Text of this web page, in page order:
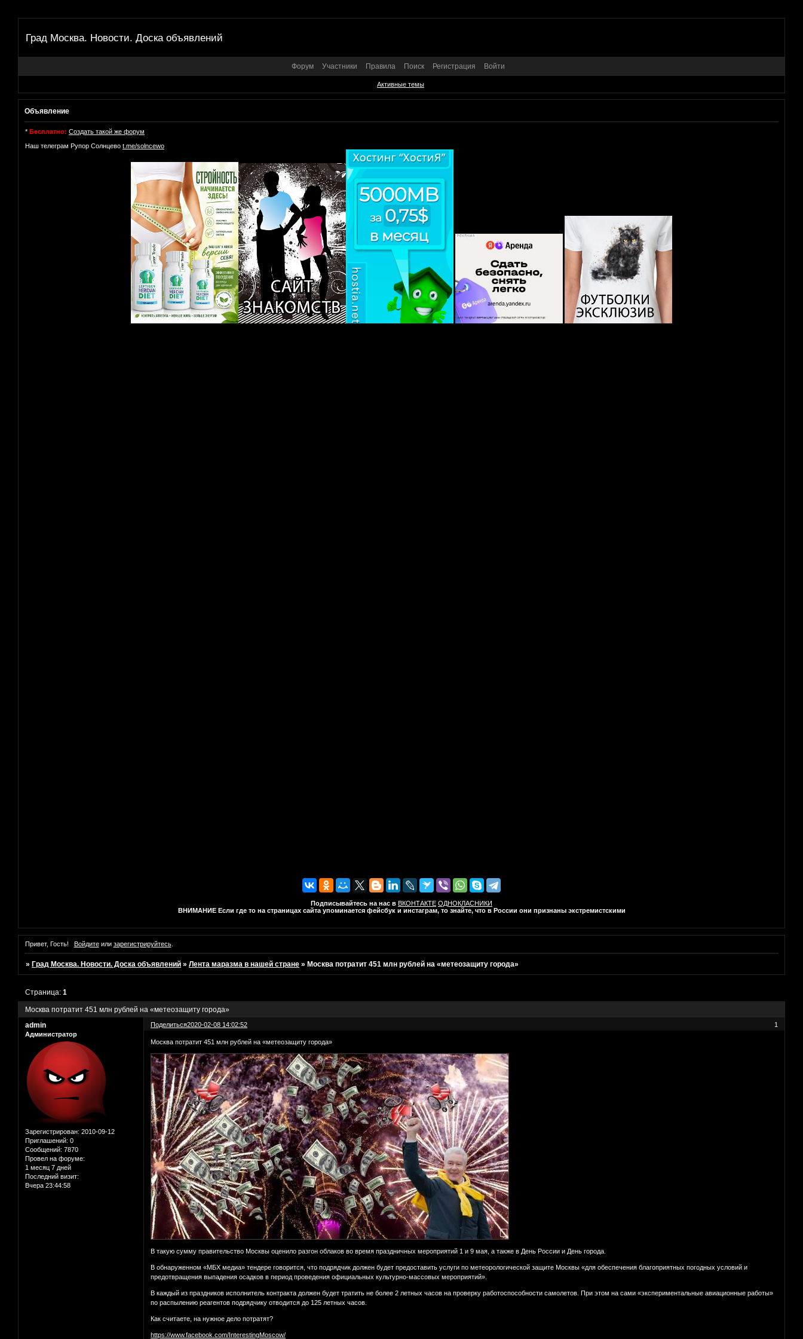
Град Москва. Новости. Доска объявлений
Форум Участники Правила Поиск Регистрация Войти
Активные темы
Объявление
* Бесплатно: Создать такой же форум
Наш телеграм Рупор Солнцево t.me/solncewo
Подписывайтесь на нас в ВКОНТАКТЕ ОДНОКЛАСНИКИ
ВНИМАНИЕ Если где то на страницах сайта упоминается фейсбук и инстаграм, то знайте, что в России они признаны экстремистскими
Привет, Гость! Войдитеили зарегистрируйтесь.
» Град Москва. Новости. Доска объявлений »Лента маразма в нашей стране » Москва потратит 451 млн рублей на «метеозащиту города»
Москва потратит 451 млн рублей на «метеозащиту города»
Страница:1
Поделиться 1
2020-02-08 14:02:52
admin
Администратор
Зарегистрирован: 2010-09-12
Приглашений: 0
Сообщений: 7870
Провел на форуме:
1 месяц 7 дней
Последний визит:
Вчера 23:44:58
Москва потратит 451 млн рублей на «метеозащиту города»
В такую сумму правительство Москвы оценило разгон облаков во время праздничных мероприятий 1 и 9 мая, а также в День России и День города.
В обнаруженном «МБХ медиа» тендере говорится, что подрядчик должен будет предоставить услуги по метеорологической защите Москвы «для обеспечения благоприятных погодных условий и
предотвращения выпадения осадков в период проведения официальных культурно-массовых мероприятий».
В каждый из праздников исполнитель контракта должен будет тратить не более 2 летных часов на проверку работоспособности самолетов. При этом на сами «экспериментальные авиационные работы»
по распылению реагентов подрядчику отводится до 125 летных часов.
Как считаете, на нужное дело потратят?
https://www.facebook.com/InterestingMoscow/